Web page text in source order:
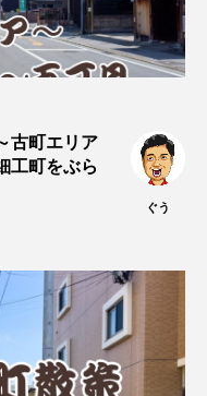
古町エリア
工町をぶら
ぐう